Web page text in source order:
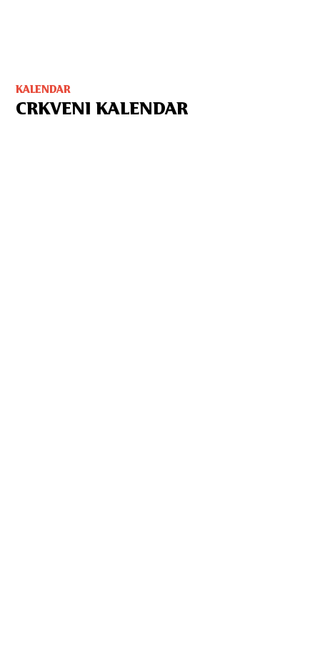
KALENDAR
CRKVENI KALENDAR